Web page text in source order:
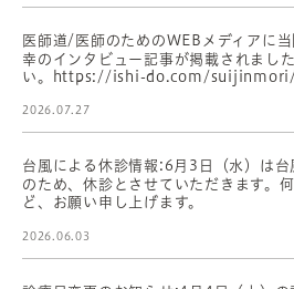
医師道/医師のためのWEBメディアに
幸のインタビュー記事が掲載されまし
い。https://ishi-do.com/suijinmori/
2026.07.27
台風による休診情報:6月3日（水）は台
のため、休診とさせていただきます。
ど、お願い申し上げます。
2026.06.03